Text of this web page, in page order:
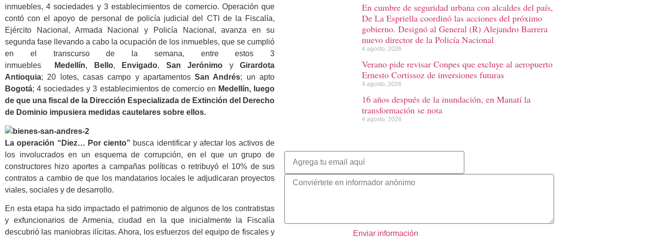
inmuebles, 4 sociedades y 3 establecimientos de comercio. Operación que
contó con el apoyo de personal de policía judicial del CTI de la Fiscalía,
Ejército Nacional, Armada Nacional y Policía Nacional, avanza en su
segunda fase llevando a cabo la ocupación de los inmuebles, que se cumplió
en el transcurso de la semana, entre estos 3
inmuebles
Medellín, Bello, Envigado, San Jerónimo y Girardota
Antioquia; 20 lotes, casas campo y apartamentosSan Andrés; un apto
Bogotá; 4 sociedades y 3 establecimientos de comercio en Medellín, luego
de que una fiscal de la Dirección Especializada de Extinción del Derecho
de Dominio impusiera medidas cautelares sobre ellos.
La operación “Diez… Por ciento” busca identificar y afectar los activos de
los involucrados en un esquema de corrupción, en el que un grupo de
constructores hizo aportes a campañas políticas o retribuyó el 10% de sus
contratos a cambio de que los mandatarios locales le adjudicaran proyectos
viales, sociales y de desarrollo.
En esta etapa ha sido impactado el patrimonio de algunos de los contratistas
y exfuncionarios de Armenia, ciudad en la que inicialmente la Fiscalía
descubrió las maniobras ilícitas. Ahora, los esfuerzos del equipo de fiscales y
En cumbre de seguridad urbana con alcaldes del país,
De La Espriella coordinó las acciones del próximo
gobierno. Designó al General (R) Alejandro Barrera
nuevo director de la Policía Nacional
4 agosto, 2026
Verano pide revisar Conpes que excluye al aeropuerto
Ernesto Cortissoz de inversiones futuras
4 agosto, 2026
16 años después de la inundación, en Manatí la
transformación se nota
4 agosto, 2026
Enviar información